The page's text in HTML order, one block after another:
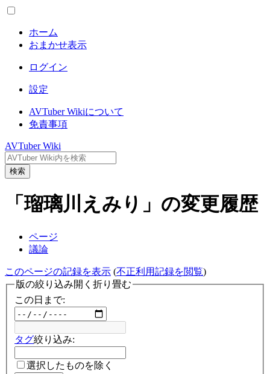
ホーム
おまかせ表示
ログイン
設定
AVTuber Wikiについて
免責事項
AVTuber Wiki
検索
「瑠璃川えみり」の変更履歴
ページ
議論
このページの記録を表示 (不正利用記録を閲覧)
版の絞り込み開く 折り畳む
この日まで:
タグ絞り込み:
選択したものを除く